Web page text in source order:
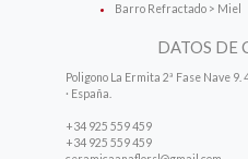
Barro Refractado > Miel
DATOS DE
Poligono La Ermita 2ª Fase Nave 9.
· España.
+34 925 559 459
+34 925 559 459